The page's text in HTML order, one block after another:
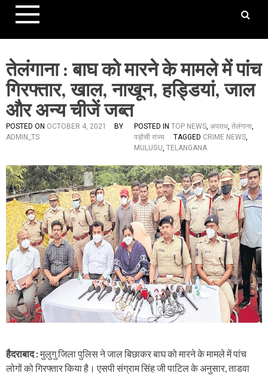
तेलंगाना : बाघ को मारने के मामले में पांच
गिरफ्तार, खाल, नाखून, हड्डियां, जाल
और अन्य चीजें जब्त
POSTED ON OCTOBER 4, 2021
BY
ADMIN_TS
POSTED IN TOP NEWS, अपराध, तेलंगाना,
पड़ोसी राज्य
TAGGED CRIME NEWS,
MULUGU, TELANGANA
हैदराबाद :मुलुगु जिला पुलिस ने जाल बिछाकर बाघ को मारने के मामले में पांच
लोगों को गिरफ्तार किया है। एसपी संग्राम सिंह जी पाटिल के अनुसार, ताडवा